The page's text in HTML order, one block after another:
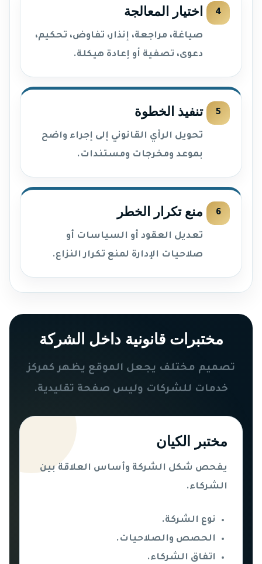
اختيار المعالجة
صياغة، مراجعة، إنذار، تفاوض، تحكيم،
دعوى، تصفية أو إعادة هيكلة.
تنفيذ الخطوة
تحويل الرأي القانوني إلى إجراء واضح
بموعد ومخرجات ومستندات.
منع تكرار الخطر
تعديل العقود أو السياسات أو
صلاحيات الإدارة لمنع تكرار النزاع.
مختبرات قانونية داخل الشركة
تصميم مختلف يجعل الموقع يظهر كمركز
خدمات للشركات وليس صفحة تقليدية.
مختبر الكيان
يفحص شكل الشركة وأساس العلاقة بين
الشركاء.
نوع الشركة.
الحصص والصلاحيات.
اتفاق الشركاء.